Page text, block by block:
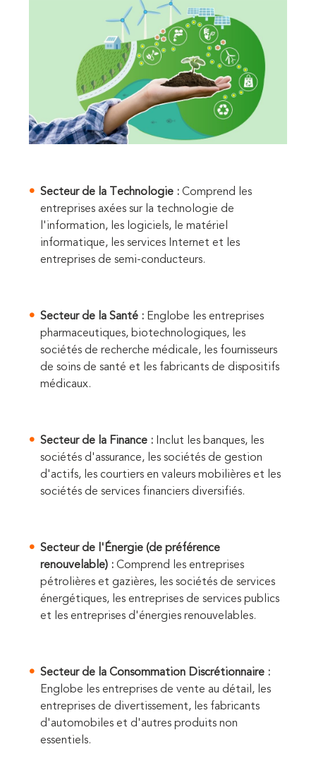
Secteur de la Technologie : Comprend les
entreprises axées sur la technologie de
l'information, les logiciels, le matériel
informatique, les services Internet et les
entreprises de semi-conducteurs.
Secteur de la Santé : Englobe les entreprises
pharmaceutiques, biotechnologiques, les
sociétés de recherche médicale, les fournisseurs
de soins de santé et les fabricants de dispositifs
médicaux.
Secteur de la Finance : Inclut les banques, les
sociétés d'assurance, les sociétés de gestion
d'actifs, les courtiers en valeurs mobilières et les
sociétés de services financiers diversifiés.
Secteur de l'Énergie (de préférence
renouvelable) : Comprend les entreprises
pétrolières et gazières, les sociétés de services
énergétiques, les entreprises de services publics
et les entreprises d'énergies renouvelables.
Secteur de la Consommation Discrétionnaire :
Englobe les entreprises de vente au détail, les
entreprises de divertissement, les fabricants
d'automobiles et d'autres produits non
essentiels.